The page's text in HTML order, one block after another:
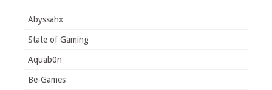
Abyssahx
State of Gaming
Aquab0n
Be-Games